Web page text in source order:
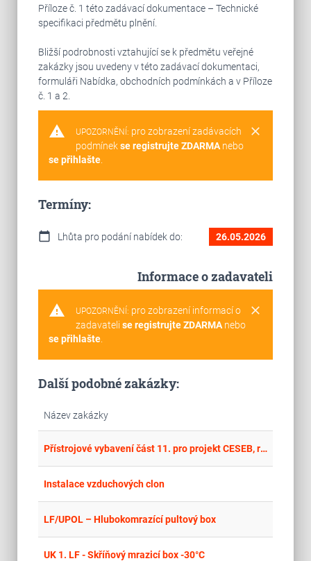
Příloze č. 1 této zadávací dokumentace – Technické
specifikaci předmětu plnění.
Bližší podrobnosti vztahující se k předmětu veřejné
zakázky jsou uvedeny v této zadávací dokumentaci,
formuláři Nabídka, obchodních podmínkách a v Příloze
č. 1 a 2.
warning clear
UPOZORNĚNÍ: pro zobrazení zadávacích
podmínekse registrujte ZDARMAnebo
se přihlašte.
Termíny:
calendar_today Lhůta pro podání nabídek do: 26.05.2026
Informace o zadavateli
warning clear
UPOZORNĚNÍ: pro zobrazení informací o
zadavateli se registrujte ZDARMAnebo
se přihlašte.
Další podobné zakázky:
Název zakázky
Přístrojové vybavení část 11. pro projekt CESEB, reg.č. CZ.1.05/4.1.00/04.0149 – OPAKOVANÉ ŘÍZENÍ č. 2
Instalace vzduchových clon
LF/UPOL – Hlubokomrazící pultový box
UK 1. LF - Skříňový mrazicí box -30°C